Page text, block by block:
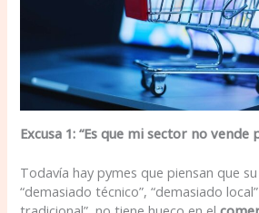
Excusa 1: “Es que mi sector no
Todavía hay pymes que piensan que
“demasiado técnico”, “demasiado